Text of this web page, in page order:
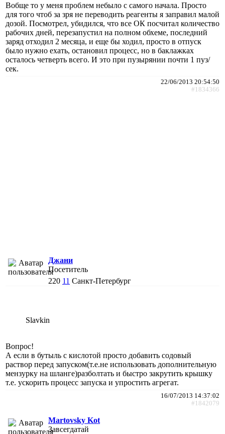
Вобще то у меня проблем небыло с самого начала. Просто
для того чтоб за зря не переводить реагенты я заправил малой
дозой. Посмотрел, убидился, что все ОК посчитал количество
рабочих дней, перезапустил на полном обхеме, последний
заряд отходил 2 месяца, и еще бы ходил, просто в отпуск
было нужно ехать, остановил процесс, но в баклажках
осталось четверть всего. И это при пузырянии почти 1 пуз/
сек.
22/06/2013 20:54:50
#1834366
Джани
Посетитель
220 11 Санкт-Петербург
Slavkin
Вопрос!
А если в бутыль с кислотой просто добавить содовый
раствор перед запуском(т.е.не использовать дополнительную
мензурку на шланге)разболтать и быстро закрутить крышку
т.е. ускорить процесс запуска и упростить агрегат.
16/07/2013 14:37:02
#1842079
Martovsky Kot
Завсегдатай